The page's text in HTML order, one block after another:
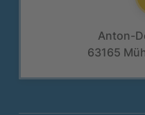
Anton-
63165